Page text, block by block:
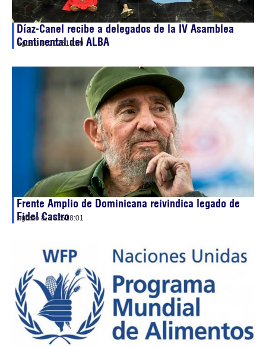
Díaz-Canel recibe a delegados de la IV Asamblea
Continental del ALBA
agosto 8, 202618:29
Frente Amplio de Dominicana reivindica legado de
Fidel Castro
agosto 8, 202618:01